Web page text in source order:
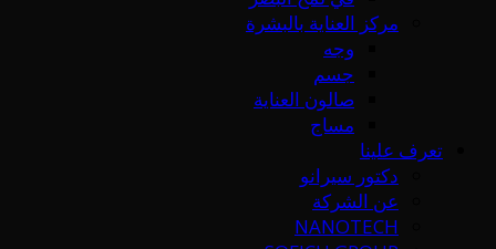
مركز العناية بالبشرة
وجه
جسم
صالون العناية
مساج
تعرف علينا
دكتور سيرانو
عن الشركة
NANOTECH